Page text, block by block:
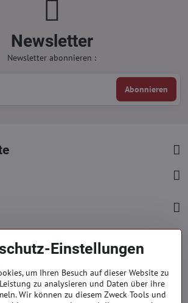
Newsletter
Newsletter abonnieren :
Abonnieren
- 15:00 hod.
Einstellungen
um Ihren Besuch auf dieser Website zu
zu analysieren und Daten über ihre
Wir können zu diesem Zweck Tools und